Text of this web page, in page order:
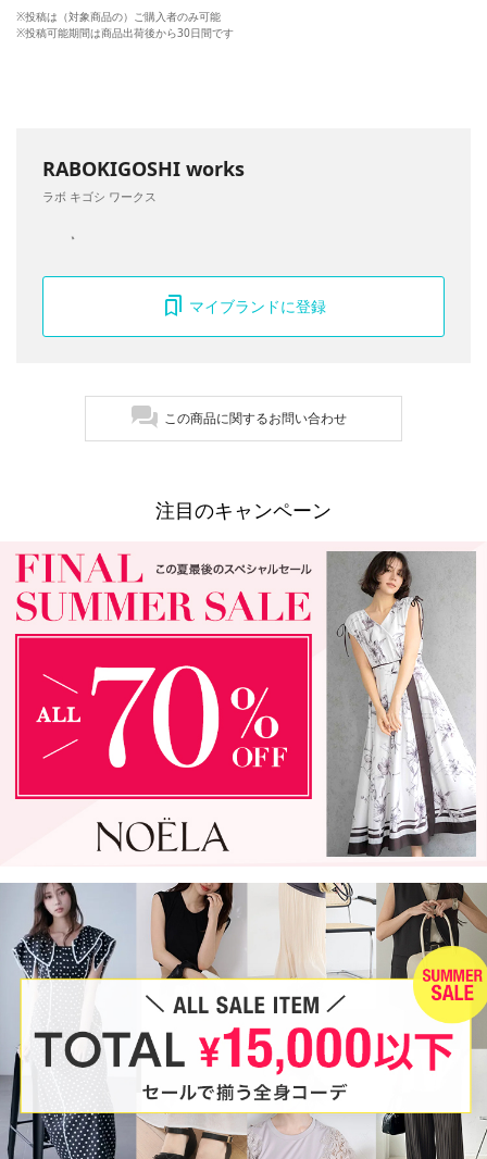
※投稿は（対象商品の）ご購入者のみ可能
※投稿可能期間は商品出荷後から30日間です
RABOKIGOSHI works
ラボ キゴシ ワークス
マイブランドに登録
この商品に関するお問い合わせ
注目のキャンペーン